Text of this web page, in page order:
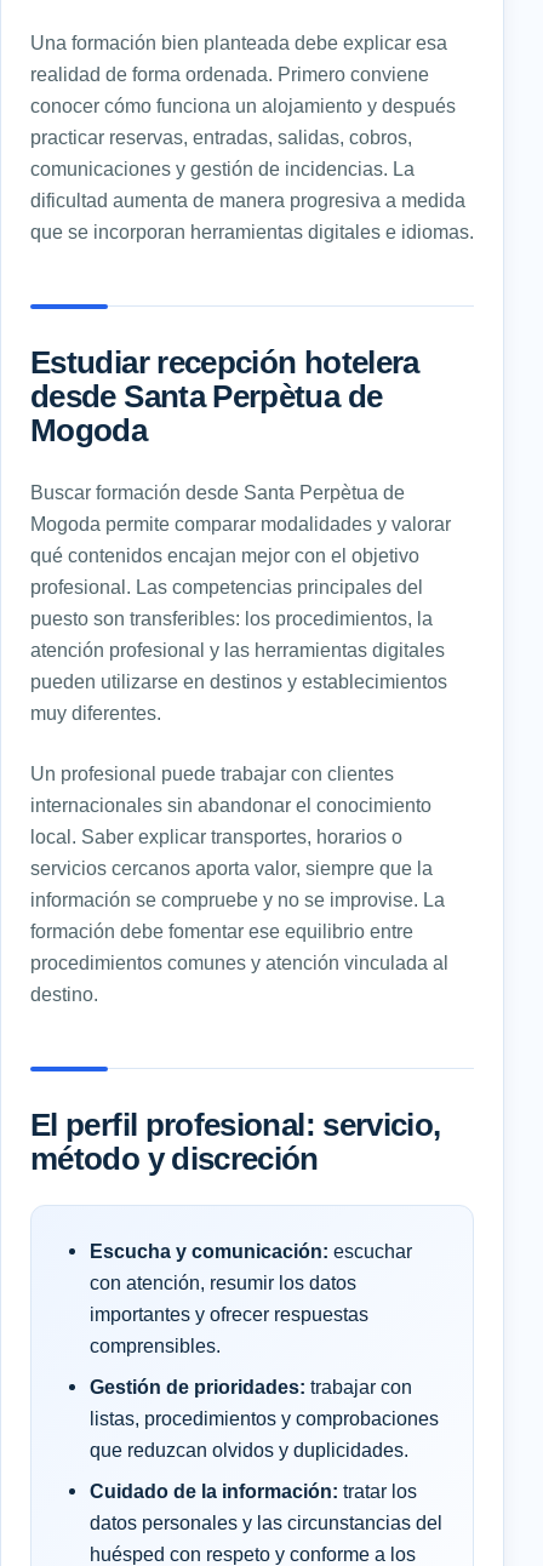
Una formación bien planteada debe explicar esa
realidad de forma ordenada. Primero conviene
conocer cómo funciona un alojamiento y después
practicar reservas, entradas, salidas, cobros,
comunicaciones y gestión de incidencias. La
dificultad aumenta de manera progresiva a medida
que se incorporan herramientas digitales e idiomas.
Estudiar recepción hotelera
desde Santa Perpètua de
Mogoda
Buscar formación desde Santa Perpètua de
Mogoda permite comparar modalidades y valorar
qué contenidos encajan mejor con el objetivo
profesional. Las competencias principales del
puesto son transferibles: los procedimientos, la
atención profesional y las herramientas digitales
pueden utilizarse en destinos y establecimientos
muy diferentes.
Un profesional puede trabajar con clientes
internacionales sin abandonar el conocimiento
local. Saber explicar transportes, horarios o
servicios cercanos aporta valor, siempre que la
información se compruebe y no se improvise. La
formación debe fomentar ese equilibrio entre
procedimientos comunes y atención vinculada al
destino.
El perfil profesional: servicio,
método y discreción
Escucha y comunicación: escuchar
con atención, resumir los datos
importantes y ofrecer respuestas
comprensibles.
Gestión de prioridades: trabajar con
listas, procedimientos y comprobaciones
que reduzcan olvidos y duplicidades.
Cuidado de la información: tratar los
datos personales y las circunstancias del
huésped con respeto y conforme a los